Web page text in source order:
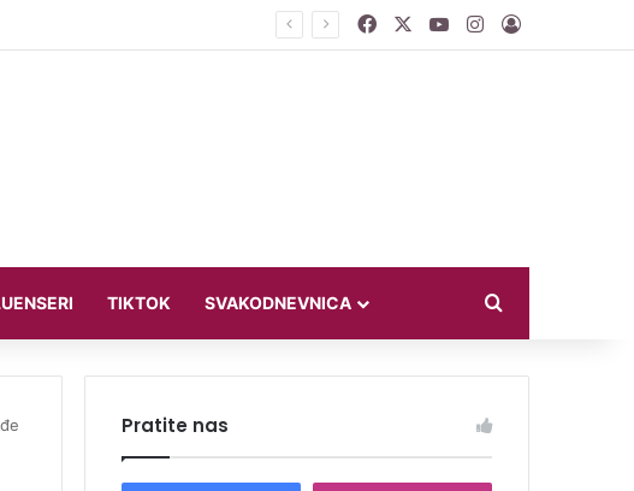
pozirajući u bikiniju FacebookYouTubeInstagram
Log In
TIKTOK SVAKODNEVNICA
Pratite nas